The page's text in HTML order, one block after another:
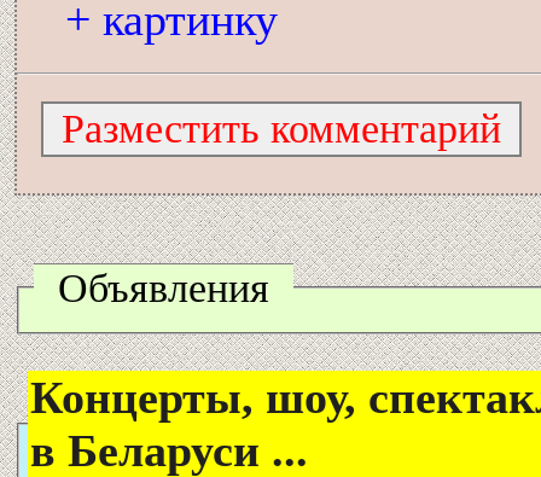
+ картинку
Объявления
Концерты, шоу,
в Беларуси ...